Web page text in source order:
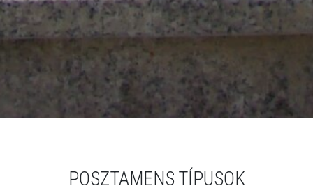
POSZTAMENS TÍPUSOK